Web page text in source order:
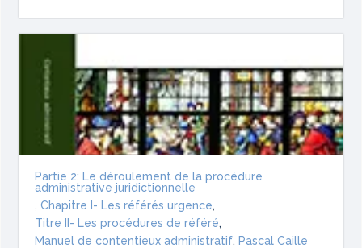
Partie 2: Le déroulement de la procédure
administrative juridictionnelle
,Chapitre I- Les référés urgence,
Titre II- Les procédures de référé,
Manuel de contentieux administratif, Pascal Caille